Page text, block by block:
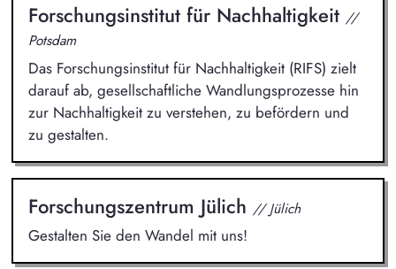
Forschungsinstitut für Nachhaltigkeit //
Potsdam
Das Forschungsinstitut für Nachhaltigkeit (RIFS) zielt
darauf ab, gesellschaftliche Wandlungsprozesse hin
zur Nachhaltigkeit zu verstehen, zu befördern und
zu gestalten.
Forschungszentrum Jülich // Jülich
Gestalten Sie den Wandel mit uns!